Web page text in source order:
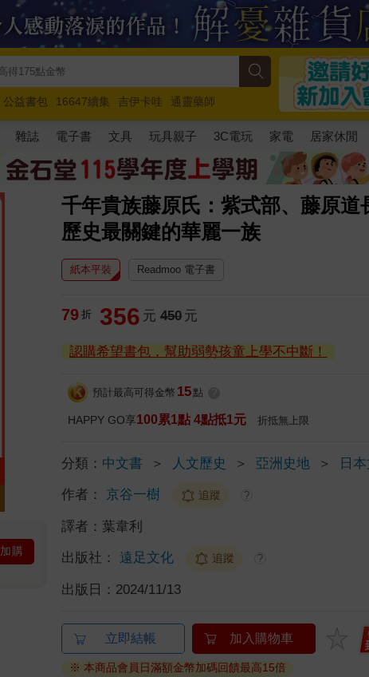
公益書包 16647續集 吉伊卡哇
通靈藥師
馬斯克 玩具總動員5 超慢跑
雜誌 電子書 文具 玩具親子 3C電玩 家電 居家休閒
千年貴族藤原氏：紫式部、藤原
歷史最關鍵的華麗一族
加購
紙本平裝 Readmoo 電子書
79 折 356 元 450 元
認購希望書包，幫助弱勢孩童上學不中斷！
預計最高可得金幣 15 點
HAPPY GO享100累1點 4點抵1元 折抵無上限
分類： 中文書 ＞ 人文歷史 ＞ 亞洲史地 ＞ 日
作者： 京谷一樹 追蹤 ?
譯者： 葉韋利
出版社： 遠足文化 追蹤 ?
出版日： 2024/11/13
立即結帳 加入購物車
※ 本商品會員日滿額金幣加碼回饋最高15倍